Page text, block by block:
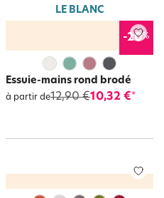
LE BLANC
-20%
Essuie-mains rond brodé
à partir de12,90 €10,32 €*